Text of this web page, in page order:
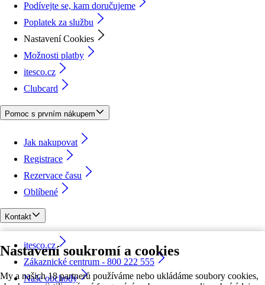
Nastavení soukromí a cookies
My a našich 18 partnerů používáme nebo ukládáme soubory cookies,
Podívejte se, kam doručujeme
Poplatek za službu
Nastavení Cookies
Možnosti platby
itesco.cz
Clubcard
Pomoc s prvním nákupem
Jak nakupovat
Registrace
Rezervace času
Oblíbené
Kontakt
itesco.cz
Zákaznické centrum - 800 222 555
Naše obchody